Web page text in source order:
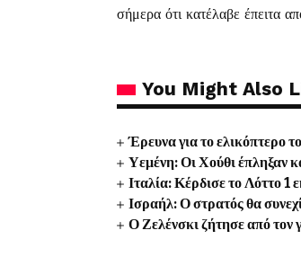
σήμερα ότι κατέλαβε έπειτα
You Might Also
Έρευνα για το ελικόπτερο
Υεμένη: Οι Χούθι έπληξαν
Ιταλία: Κέρδισε το Λόττο
Ισραήλ: Ο στρατός θα
Ο Ζελένσκι ζήτησε από τον